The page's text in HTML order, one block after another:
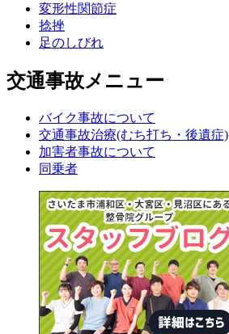
変形性関節症
捻挫
足のしびれ
交通事故メニュー
バイク事故について
交通事故治療(むち打ち・後遺症)
加害者事故について
同乗者